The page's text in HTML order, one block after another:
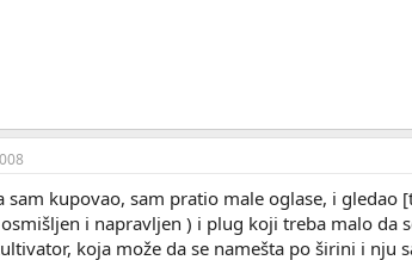
sam kupovao, sam pratio male oglase, i
i napravljen ) i plug koji treba malo da
koja može da se namešta po širini i